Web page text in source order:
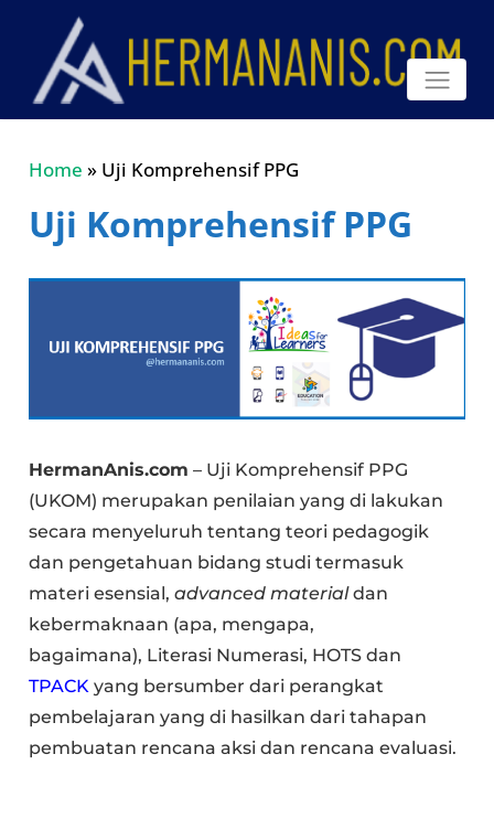
Home » Uji Komprehensif PPG
Uji Komprehensif PPG
HermanAnis.com – Uji Komprehensif PPG
(UKOM) merupakan penilaian yang di lakukan
secara menyeluruh tentang teori pedagogik
dan pengetahuan bidang studi termasuk
materi esensial,advanced materialdan
kebermaknaan (apa, mengapa,
bagaimana), Literasi Numerasi, HOTS dan
TPACK yang bersumber dari perangkat
pembelajaran yang di hasilkan dari tahapan
pembuatan rencana aksi dan rencana evaluasi.